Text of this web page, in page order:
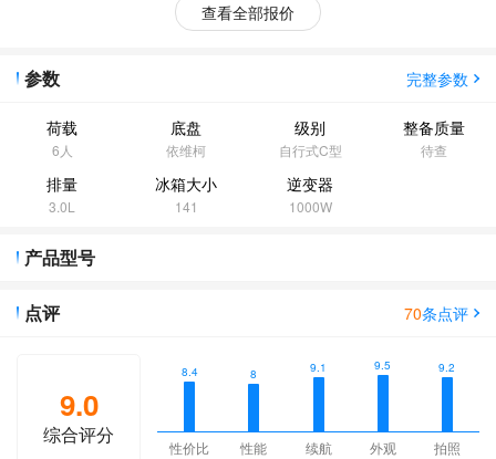
查看全部报价
完整参数
参数
荷载
6人
底盘
依维柯
级别
自行式C型
整备质量
待查
排量
3.0L
冰箱大小
141
逆变器
1000W
产品型号
70条点评
点评
9.0
综合评分
8.4
性价比
8
性能
9.1
续航
9.5
外观
9.2
拍照